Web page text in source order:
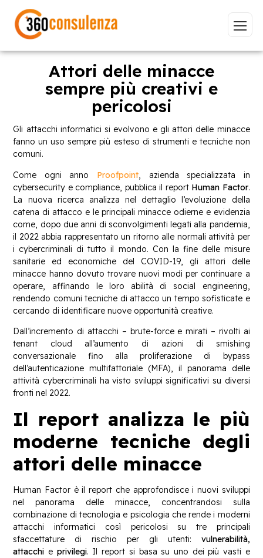
Vai
GDPR NIS2 Bandi ISO 27001
Sviluppo software BeeProd
Inizia a digitare per visualizzare le pagine consigliate.
Attori delle minacce
sempre più creativi e
pericolosi
Gli attacchi informatici si evolvono e gli attori delle minacce
fanno un uso sempre più esteso di strumenti e tecniche non
comuni.
Come ogni anno Proofpoint , azienda specializzata in
cybersecurity e compliance, pubblica il reportHuman Factor.
La nuova ricerca analizza nel dettaglio l’evoluzione della
catena di attacco e le principali minacce odierne e evidenzia
come, dopo due anni di sconvolgimenti legati alla pandemia,
il 2022 abbia rappresentato un ritorno alle normali attività per
i cybercriminali di tutto il mondo. Con la fine delle misure
sanitarie ed economiche del COVID-19, gli attori delle
minacce hanno dovuto trovare nuovi modi per continuare a
operare, affinando le loro abilità di social engineering,
rendendo comuni tecniche di attacco un tempo sofisticate e
cercando di identificare nuove opportunità creative.
Dall’incremento di attacchi – brute-force e mirati – rivolti ai
tenant cloud all’aumento di azioni di smishing
conversazionale fino alla proliferazione di bypass
dell’autenticazione multifattoriale (MFA), il panorama delle
attività cybercriminali ha visto sviluppi significativi su diversi
fronti nel 2022.
Il report analizza le più
moderne tecniche degli
attori delle minacce
Human Factor è il report che approfondisce i nuovi sviluppi
nel panorama delle minacce, concentrandosi sulla
combinazione di tecnologia e psicologia che rende i moderni
attacchi informatici così pericolosi su tre principali
sfaccettature di rischio per gli utenti: vulnerabilità,
attacchi e privilegi. Il report si basa su uno dei più vasti e